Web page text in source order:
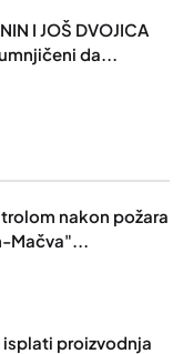
I JOŠ DVOJICA
da...
nakon požara
Mačva"...
isplati proizvodnja